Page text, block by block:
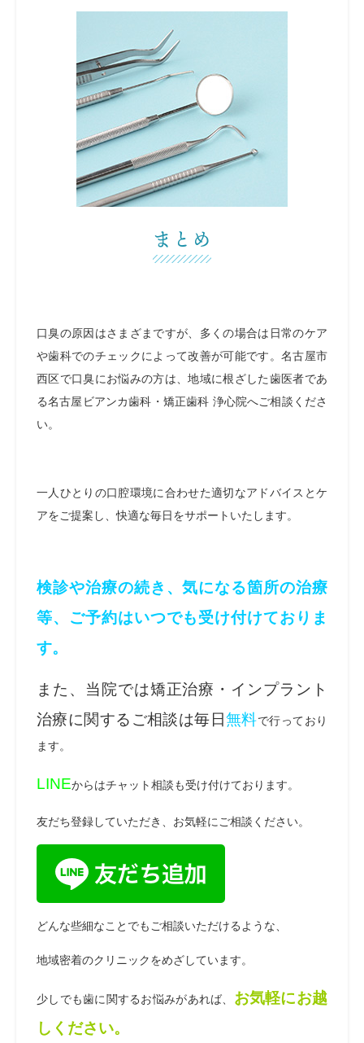
まとめ
口臭の原因はさまざまですが、多くの場合は日常のケア
や歯科でのチェックによって改善が可能です。名古屋市
西区で口臭にお悩みの方は、地域に根ざした歯医者であ
る名古屋ビアンカ歯科・矯正歯科 浄心院へご相談くださ
い。
一人ひとりの口腔環境に合わせた適切なアドバイスとケ
アをご提案し、快適な毎日をサポートいたします。
検診や治療の続き、気になる箇所の治療
等、ご予約はいつでも受け付けておりま
す。
また、当院では矯正治療・インプラント
治療に関するご相談は毎日無料で行っており
ます。
LINEからはチャット相談も受け付けております。
友だち登録していただき、お気軽にご相談ください。
どんな些細なことでもご相談いただけるような、
地域密着のクリニックをめざしています。
少しでも歯に関するお悩みがあれば、 お気軽にお越
しください。